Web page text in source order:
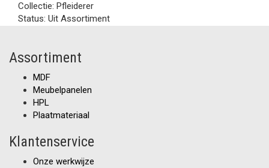
Collectie: Pfleiderer
Status: Uit Assortiment
Assortiment
MDF
Meubelpanelen
HPL
Plaatmateriaal
Klantenservice
Onze werkwijze